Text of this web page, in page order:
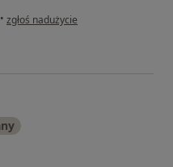
• w opinii użytkownika Ewa K.
zgłoś nadużycie